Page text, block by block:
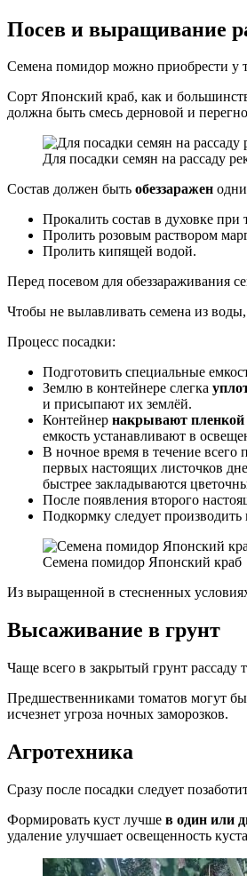
Посев и выращивание
Семена помидор можно приобрести у
Сорт Японский краб, как и
должна быть смесь дерновой и
Для посадки семян на рассаду
Состав должен быть обеззаражен
Прокалить состав в духовке при
Пролить розовым раствором
Пролить кипящей водой.
Перед посевом для обеззараживания
Чтобы не вылавливать семена из
Процесс посадки:
Подготовить специальные
Землю в контейнере слегка
и присыпают их землёй.
Контейнер накрывают пленкой
емкость устанавливают в
В ночное время в течение всего
первых настоящих листочков
быстрее закладываются
После появления второго
Подкормку следует
Семена помидор Японский краб
Из выращенной в стесненных
Высаживание в грунт
Чаще всего в закрытый грунт рассаду
Предшественниками томатов могут
исчезнет угроза ночных заморозков.
Агротехника
Сразу после посадки следует
Формировать куст лучше в один или
удаление улучшает освещенность